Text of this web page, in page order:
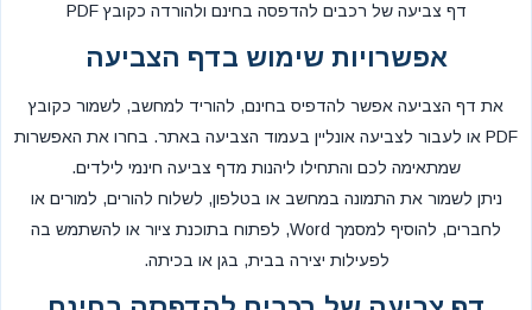
דף צביעה של רכבים להדפסה בחינם ולהורדה כקובץ PDF
אפשרויות שימוש בדף הצביעה
את דף הצביעה אפשר להדפיס בחינם, להוריד למחשב, לשמור כקובץ
PDF או לעבור לצביעה אונליין בעמוד הצביעה באתר. בחרו את האפשרות
שמתאימה לכם והתחילו ליהנות מדף צביעה חינמי לילדים.
ניתן לשמור את התמונה במחשב או בטלפון, לשלוח להורים, למורים או
לחברים, להוסיף למסמך Word, לפתוח בתוכנת ציור או להשתמש בה
לפעילות יצירה בבית, בגן או בכיתה.